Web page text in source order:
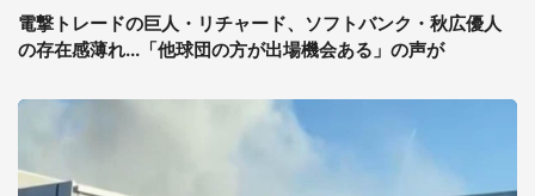
電撃トレードの巨人・リチャード、ソフトバンク・秋広優人
の存在感薄れ...「他球団の方が出場機会ある」の声が